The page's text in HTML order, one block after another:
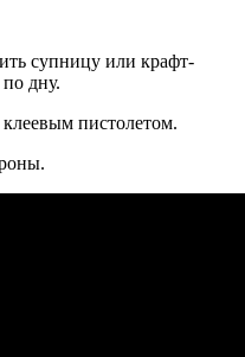
супницу или крафт-
дну.
пистолетом.